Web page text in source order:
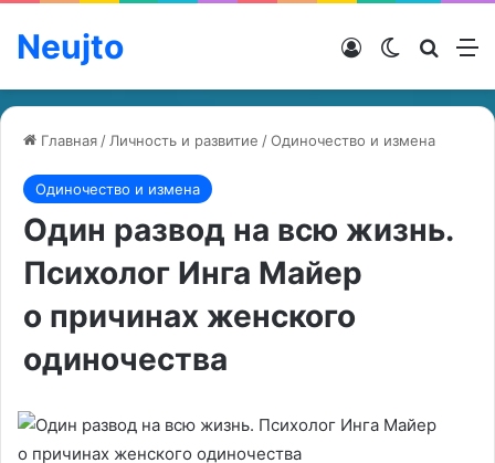
Neujto Switch skin
Войти
Главная / Личность и развитие /Одиночество и измена
Одиночество и измена
Один развод на всю жизнь.
Психолог Инга Майер
о причинах женского
одиночества